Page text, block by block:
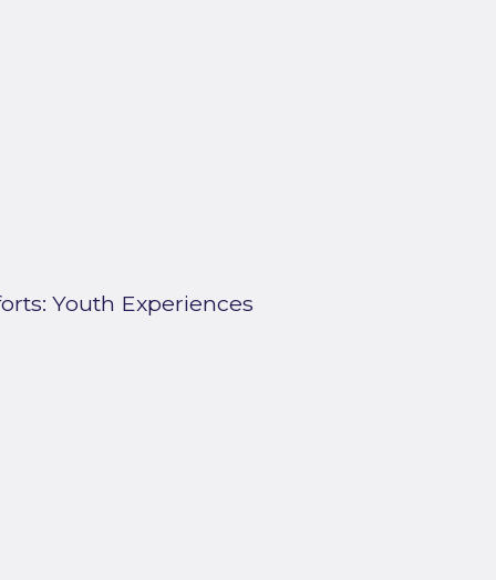
Youth Experiences